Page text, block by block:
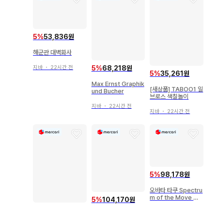
5%53,836원
해군관 대벽화사
지바 ・ 22시간 전 5%68,218원
Max Ernst Graphik
und Bucher
지바・ 22시간 전
5%35,261원
[새상품] TABOO1 일
브로스 색칠놀이
지바 ・ 22시간 전
5%104,170원
5%98,178원
오바타 타쿠 Spectru
m of the Move 타